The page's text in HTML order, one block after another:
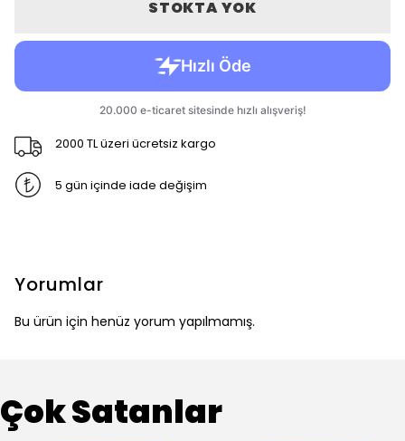
STOKTA YOK
2000 TL üzeri ücretsiz kargo
5 gün içinde iade değişim
Yorumlar
Bu ürün için henüz yorum yapılmamış.
Çok Satanlar